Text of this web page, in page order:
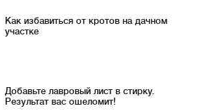
Как избавиться от кротов на дачном
участке
Добавьте лавровый лист в стирку.
Результат вас ошеломит!